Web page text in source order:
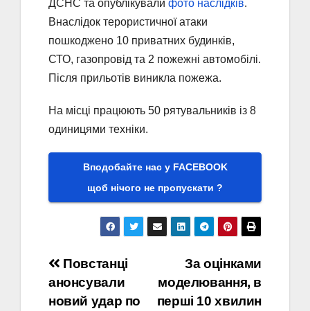
ДСНС та опублікували фото наслідків.
Внаслідок терористичної атаки
пошкоджено 10 приватних будинків,
СТО, газопровід та 2 пожежні автомобілі.
Після прильотів виникла пожежа.
На місці працюють 50 рятувальників із 8
одиницями техніки.
Вподобайте нас у FACEBOOK
щоб нічого не пропускати ?
Навігація
записів
За оцінками
моделювання, в
перші 10 хвилин
Повстанці
анонсували
новий удар по